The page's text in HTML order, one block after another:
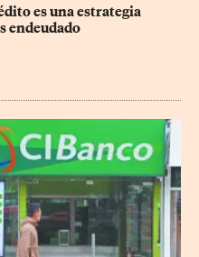
es una estrategia
endeudado